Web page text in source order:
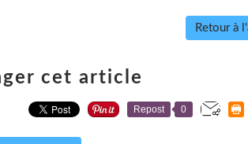
Retour à
cet article
Repost 0